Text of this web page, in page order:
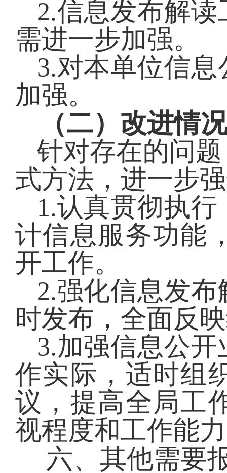
2.信息发布解
需进一步加强。
3.对本单位信
加强。
（二）改进情况
针对存在的问
式方法，进一步
1.认真贯彻执
计信息服务功能
开工作。
2.强化信息发
时发布，全面反
3.加强信息公
作实际，适时组
议，提高全局工
视程度和工作能
六、其他需要